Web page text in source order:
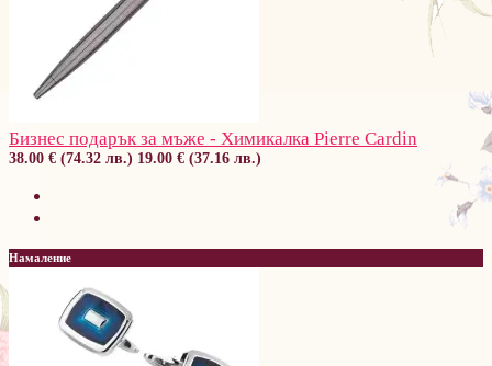
Бизнес подарък за мъже - Химикалка Pierre Cardin
38.00 € (74.32 лв.) 19.00 € (37.16 лв.)
Намаление